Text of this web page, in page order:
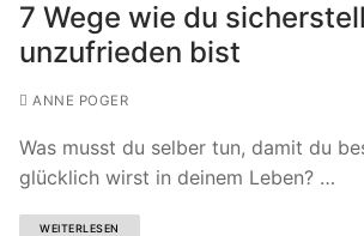
7 Wege wie du
unzufrieden bist
ANNE POGER
Was musst du selber tun, damit du
glücklich wirst in deinem Leben? …
WEITERLESEN